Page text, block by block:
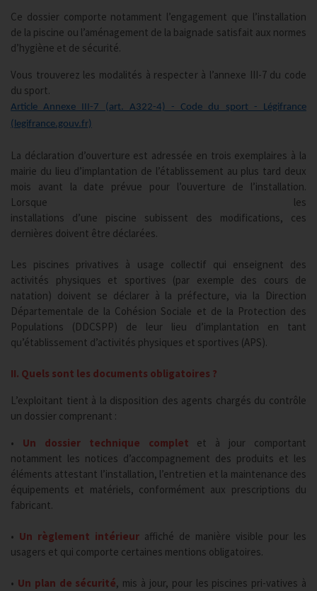
Ce dossier comporte notamment l’engagement que l’installation
de la piscine ou l’aménagement de la baignade satisfait aux normes
d’hygiène et de sécurité.
Vous trouverez les modalités à respecter à l’annexe III-7 du code
du sport.
Article Annexe III-7 (art. A322-4) - Code du sport - Légifrance
(legifrance.gouv.fr)
La déclaration d’ouverture est adressée en trois exemplaires à la
mairie du lieu d’implantation de l’établissement au plus tard deux
mois avant la date prévue pour l’ouverture de l’installation.
Lorsque les
installations d’une piscine subissent des modifications, ces
dernières doivent être déclarées.
Les piscines privatives à usage collectif qui enseignent des
activités physiques et sportives (par exemple des cours de
natation) doivent se déclarer à la préfecture, via la Direction
Départementale de la Cohésion Sociale et de la Protection des
Populations (DDCSPP) de leur lieu d’implantation en tant
qu’établissement d’activités physiques et sportives (APS).
II. Quels sont les documents obligatoires ?
L’exploitant tient à la disposition des agents chargés du contrôle
un dossier comprenant :
• Un dossier technique complet et à jour comportant
notamment les notices d’accompagnement des produits et les
éléments attestant l’installation, l’entretien et la maintenance des
équipements et matériels, conformément aux prescriptions du
fabricant.
• Un règlement intérieur affiché de manière visible pour les
usagers et qui comporte certaines mentions obligatoires.
• Un plan de sécurité, mis à jour, pour les piscines pri-vatives à